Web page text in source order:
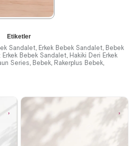
★ ★ ★
1.399,90 ₺
₺
Ücretsiz
Etiketler
Sandalet, Erkek Bebek Sandalet, Bebek
Erkek Bebek Sandalet, Hakiki Deri Erkek
Series, Bebek, Rakerplus Bebek,